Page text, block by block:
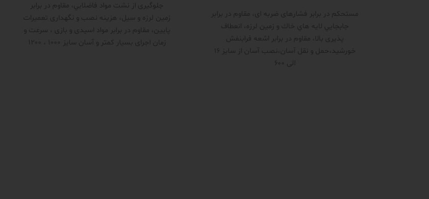
مستحکم در برابر فشار‌های ضربه ای، مقاوم در برابر
جابجايي لايه هاي خاك و زمين لرزه، انعطاف
پذیری بالا، مقاوم در برابر اشعه فرابنفش
خورشید،حمل و نقل آسان،نصب آسان از سایز 16
الی 600
جلوگیری از نشت مواد فاضلابي، مقاوم در برابر
زمین لرزه و سیل، هزینه نصب و نگهداری تعمیرات
پایین، مقاوم در برابر مواد اسیدی و بازی ، سرعت و
زمان اجرای بسیار کمتر و آسان سایز 1000 ، 1200